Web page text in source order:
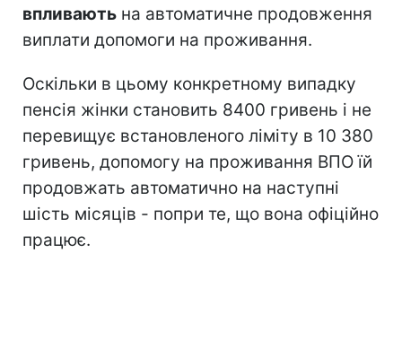
впливають на автоматичне продовження
виплати допомоги на проживання.
Оскільки в цьому конкретному випадку
пенсія жінки становить 8400 гривень і не
перевищує встановленого ліміту в 10 380
гривень, допомогу на проживання ВПО їй
продовжать автоматично на наступні
шість місяців - попри те, що вона офіційно
працює.